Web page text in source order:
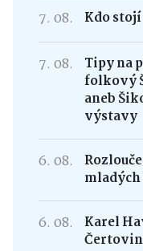
7. 08. Kdo stojí
7. 08.
Tipy na
folkový
aneb
výstavy
6. 08.
mladých
6. 08.
Karel